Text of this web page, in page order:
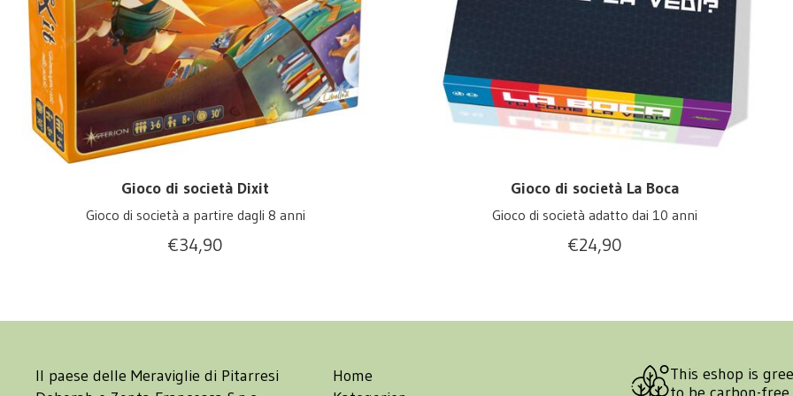
Gioco di società Dixit
Gioco di società a partire dagli 8 anni
€34,90
Gioco di società La Boca
Gioco di società adatto dai 10 anni
€24,90
Il paese delle Meraviglie di Pitarresi
Home
This eshop is